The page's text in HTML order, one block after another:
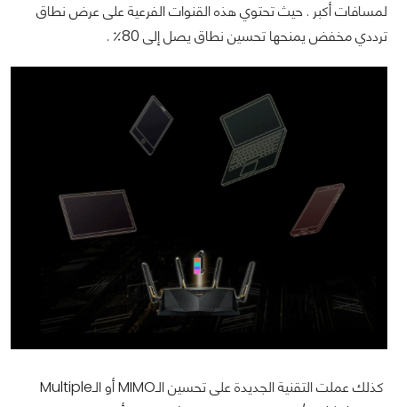
لمسافات أكبر . حيث تحتوي هذه القنوات الفرعية على عرض نطاق
ترددي مخفض يمنحها تحسين نطاق يصل إلى 80٪ .
كذلك عملت التقنية الجديدة على تحسين الـMIMO أو الـMultiple